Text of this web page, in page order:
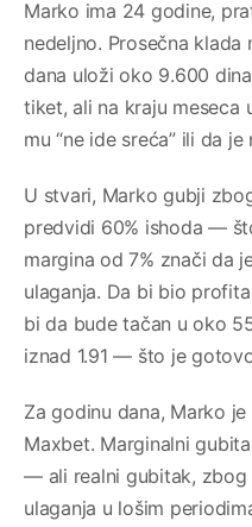
Marko ima 24 godine,
nedeljno. Prosečna klada
dana uloži oko 9.600
tiket, ali na kraju meseca
mu “ne ide sreća” ili da
U stvari, Marko gubji
predvidi 60% ishoda —
margina od 7% znači da
ulaganja. Da bi bio
bi da bude tačan u oko
iznad 1.91 — što je
Za godinu dana, Marko
Maxbet. Marginalni
— ali realni gubitak, zbog
ulaganja u lošim